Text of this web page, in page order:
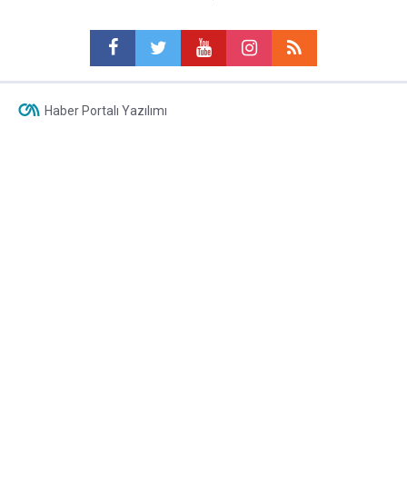
Haber Portalı Yazılımı